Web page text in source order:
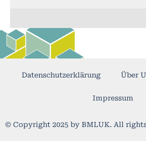
© Copyright 2025 by BMLUK. All
Datenschutzerklärung Über
Impressum